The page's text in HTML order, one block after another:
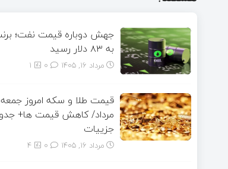
جهش دوباره قیمت نفت؛
به ۸۳ دلار رسید
مرداد ۱۶, ۱۴۰۵ 1
مرداد/ کاهش قیمت ها+
جزییات
مرداد ۱۶, ۱۴۰۵ 4